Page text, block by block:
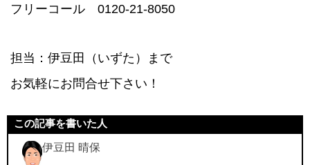
フリーコール 0120-21-8050
担当：伊豆田（いずた）まで
お気軽にお問合せ下さい！
この記事を書いた人
伊豆田 晴保